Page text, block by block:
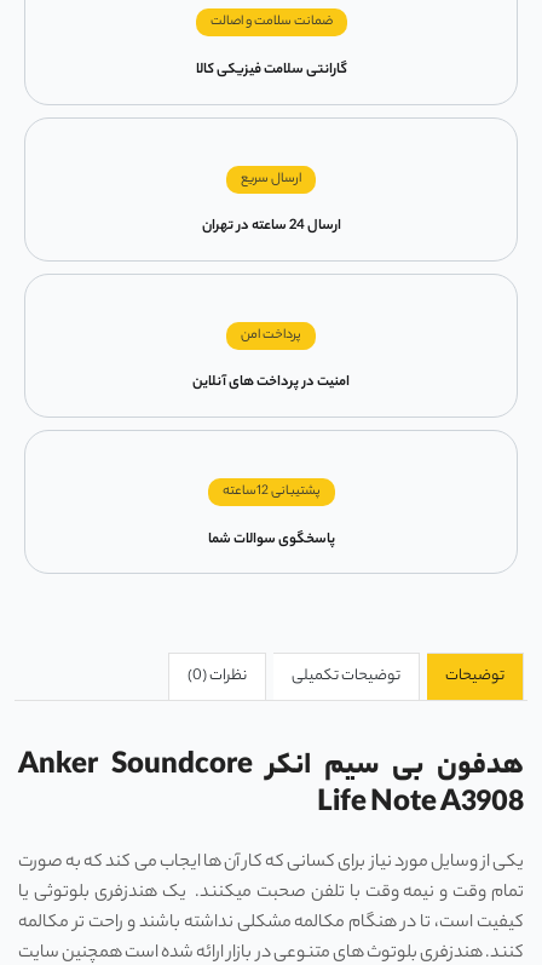
ضمانت سلامت و اصالت
گارانتی سلامت فیزیکی کالا
ارسال سریع
ارسال 24 ساعته در تهران
پرداخت امن
امنیت در پرداخت های آنلاین
پشتیبانی 12ساعته
پاسخگوی سوالات شما
توضیحات توضیحات تکمیلی نظرات (0)
هدفون بی سیم انکر Anker Soundcore
Life Note A3908
یکی از وسایل مورد نیاز برای کسانی که کار آن ها ایجاب می کند که به صورت
تمام وقت و نیمه وقت با تلفن صحبت میکنند. یک هندزفری بلوتوثی یا
کیفیت است، تا در هنگام مکالمه مشکلی نداشته باشند و راحت تر مکالمه
کنند. هندزفری بلوتوث های متنوعی در بازار ارائه شده است همچنین سایت